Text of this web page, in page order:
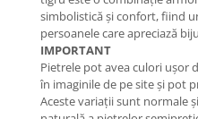
simbolistică și confort, fiind
persoanele care apreciază
IMPORTANT
Pietrele pot avea culori ușor
în imaginile de pe site și pot
Aceste variații sunt normale